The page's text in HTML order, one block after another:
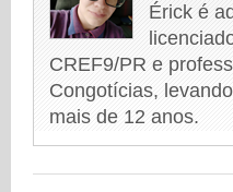
Érick é
CREF9/PR e
Congotícias,
mais de 12 anos.